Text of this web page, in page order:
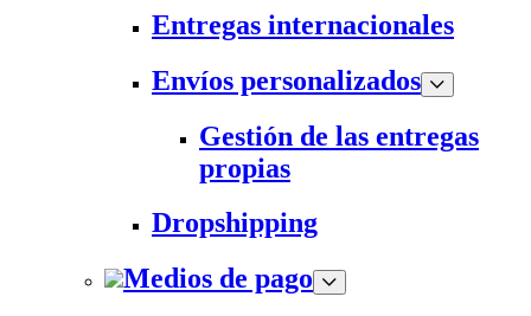
Entregas internacionales
Envíos personalizados
Gestión de las entregas
propias
Dropshipping
Medios de pago